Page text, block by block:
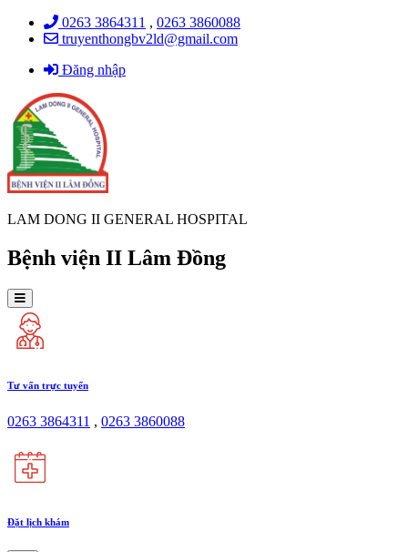
0263 3864311 , 0263 3860088
truyenthongbv2ld@gmail.com
Đăng nhập
LAM DONG II GENERAL HOSPITAL
Bệnh viện II Lâm Đồng
Tư vấn trực tuyến
0263 3864311 , 0263 3860088
Đặt lịch khám